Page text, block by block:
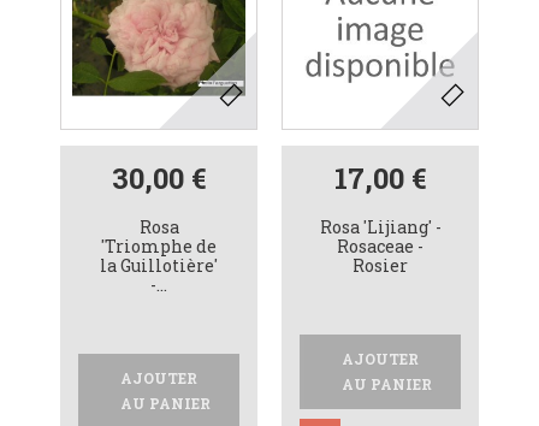
30,00 €
Rosa
'Triomphe de
la Guillotière'
-...
AJOUTER
AU PANIER
17,00 €
Rosa 'Lijiang' -
Rosaceae -
Rosier
AJOUTER
AU PANIER